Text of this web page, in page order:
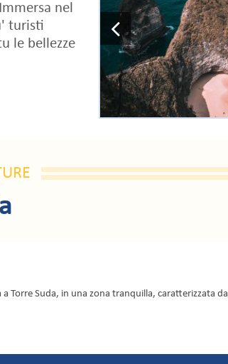
nel
turisti
le bellezze
Torre Suda, in una zona tranquilla, caratterizzata